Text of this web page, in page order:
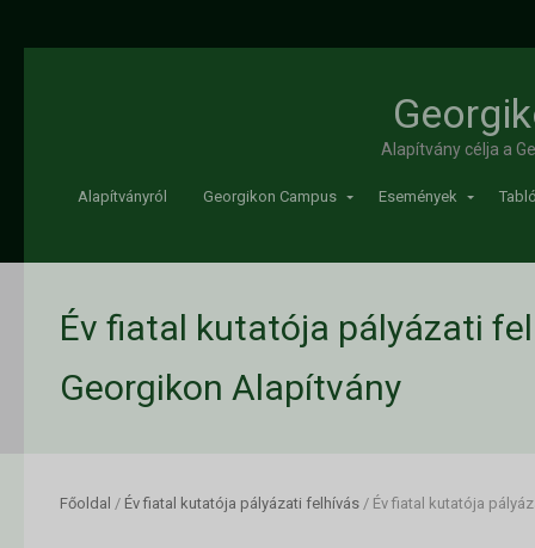
Alapítvány célja a
Alapítványról Georgikon Campus Események
Év fiatal kutatója pályázati
Georgikon Alapítvány
Főoldal / Év fiatal kutatója pályázati felhívás / Év fiatal kutatója